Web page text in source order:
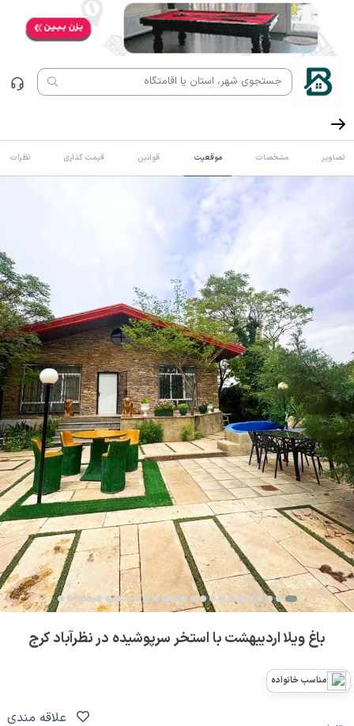
تصاویر مشخصات موقعیت قوانین قیمت گذاری نظرات
باغ ویلا اردیبهشت با استخر سرپوشیده در نظرآباد کرج
مناسب خانواده